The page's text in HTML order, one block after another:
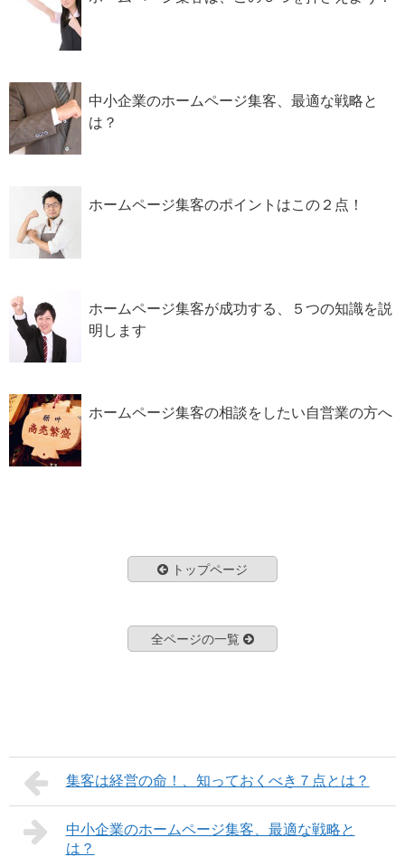
中小企業のホームページ集客、最適な戦略と
は？
ホームページ集客のポイントはこの２点！
ホームページ集客が成功する、５つの知識を説
明します
ホームページ集客の相談をしたい自営業の方へ
トップページ
全ページの一覧
集客は経営の命！、知っておくべき７点とは？
中小企業のホームページ集客、最適な戦略と
は？